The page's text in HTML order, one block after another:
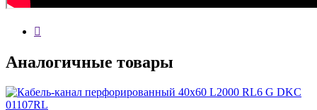
Аналогичные товары